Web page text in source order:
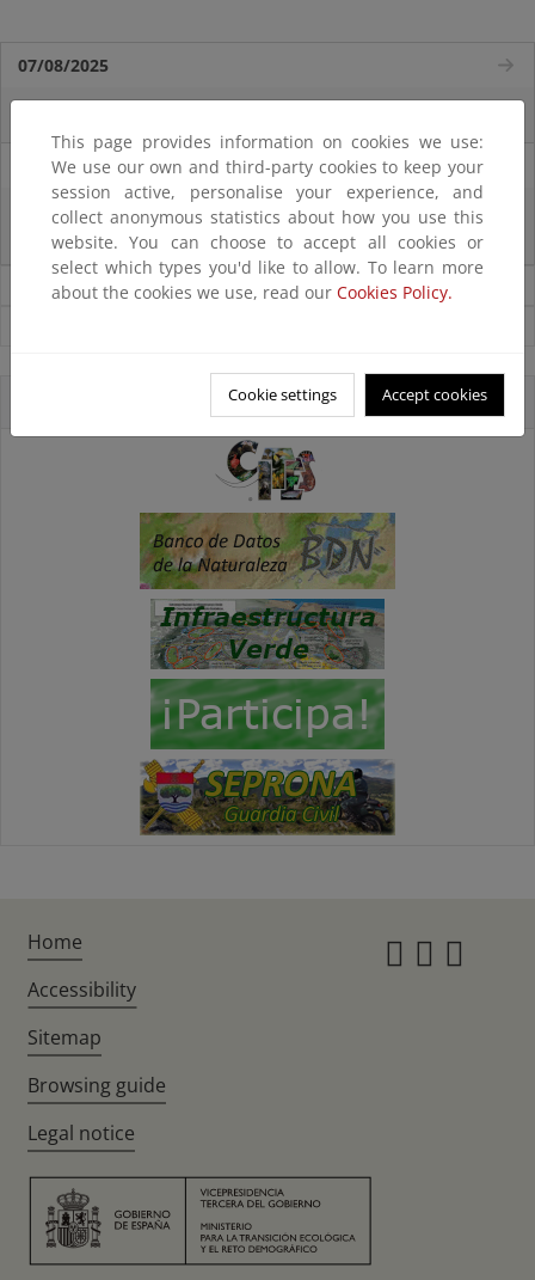
07/08/2025
27/06/2025
La reunión ministerial de OSPAR refuerza la acción conjunta para proteger
el Atlántico Nordeste
Noticias sobre Biodiversidad
This page provides information on cookies we use:
We use our own and third-party cookies to keep your
session active, personalise your experience, and
collect anonymous statistics about how you use this
website. You can choose to accept all cookies or
select which types you'd like to allow. To learn more
about the cookies we use, read our Cookies Policy.
Cookie settings Accept cookies
Home
Accessibility
Sitemap
Browsing guide
Legal notice